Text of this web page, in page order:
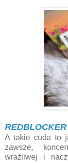
REDBLOCKER
A takie cuda to
zawsze,
wrażliwej i